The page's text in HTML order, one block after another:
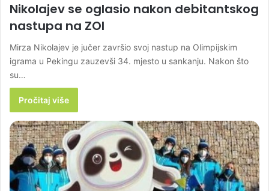
Nikolajev se oglasio nakon debitantskog
nastupa na ZOI
Mirza Nikolajev je jučer završio svoj nastup na Olimpijskim
igrama u Pekingu zauzevši 34. mjesto u sankanju. Nakon što
su…
Pročitaj više